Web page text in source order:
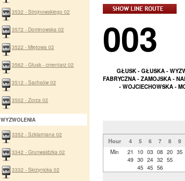
003
GŁUSK - GŁUSKA -
FABRYCZNA - ZAMOJSKA -
- WOJCIECHOWSKA -
Hour
4 5 6 7 8 9
Min
21
49
10
30
45
03
24
45
08
32
56
20
55
35
3532 - Strojnowskiego 02
3572 - Dominowska 02
3522 - Miętowa 02
3562 - Głusk - cmentarz 02
3512 - Sachsów 02
3502 - Zorza 02
WYZWOLENIA
3352 - Szklarniana 02
3342 - Grunwaldzka 02
3332 - Skrzynicka 02